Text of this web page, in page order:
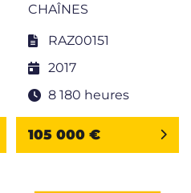
CHAÎNES
RAZ00151
2017
8 180 heures
105 000 €